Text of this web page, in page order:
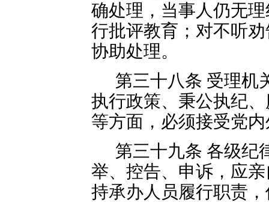
确处理，当事人仍无
行批评教育；对不听
协助处理。
第三十八条 受理机
执行政策、秉公执纪
等方面，必须接受党
第三十九条 各级纪
举、控告、申诉，应
持承办人员履行职责